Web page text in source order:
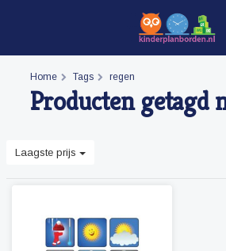
Home Tags regen
Producten getagd
Laagste prijs